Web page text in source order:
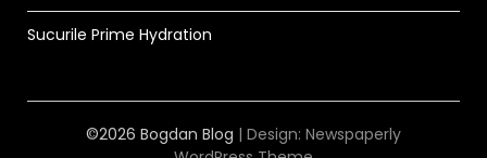
Sucurile Prime Hydration
©2026 Bogdan Blog | Design: Newspaperly